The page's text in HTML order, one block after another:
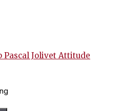
Pascal Jolivet Attitude